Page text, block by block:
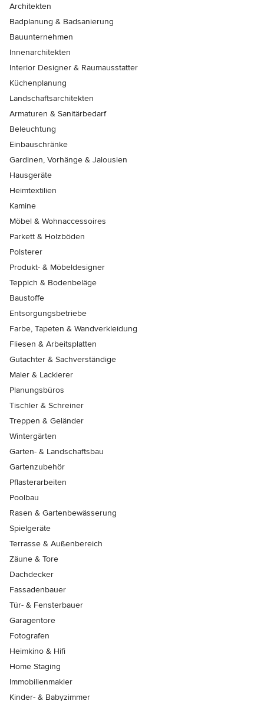
Architekten
Badplanung & Badsanierung
Bauunternehmen
Innenarchitekten
Interior Designer & Raumausstatter
Küchenplanung
Landschaftsarchitekten
Armaturen & Sanitärbedarf
Beleuchtung
Einbauschränke
Gardinen, Vorhänge & Jalousien
Hausgeräte
Heimtextilien
Kamine
Möbel & Wohnaccessoires
Parkett & Holzböden
Polsterer
Produkt- & Möbeldesigner
Teppich & Bodenbeläge
Baustoffe
Entsorgungsbetriebe
Farbe, Tapeten & Wandverkleidung
Fliesen & Arbeitsplatten
Gutachter & Sachverständige
Maler & Lackierer
Planungsbüros
Tischler & Schreiner
Treppen & Geländer
Wintergärten
Garten- & Landschaftsbau
Gartenzubehör
Pflasterarbeiten
Poolbau
Rasen & Gartenbewässerung
Spielgeräte
Terrasse & Außenbereich
Zäune & Tore
Dachdecker
Fassadenbauer
Tür- & Fensterbauer
Garagentore
Fotografen
Heimkino & Hifi
Home Staging
Immobilienmakler
Kinder- & Babyzimmer